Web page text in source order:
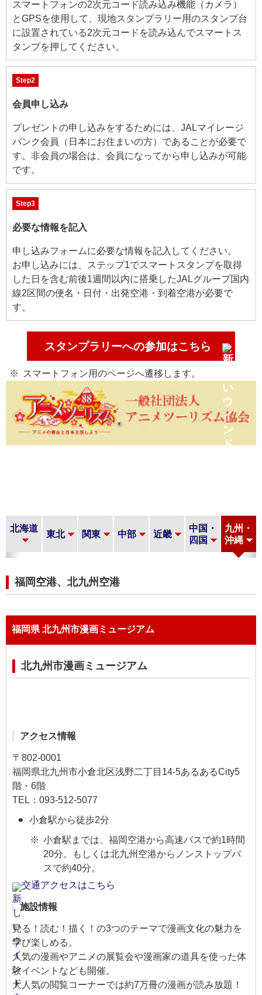
スマートフォンの2次元コード読み込み機能（カメラ）
とGPSを使用して、現地スタンプラリー用のスタンプ台
に設置されている2次元コードを読み込んでスマートス
タンプを押してください。
Step2
会員申し込み
プレゼントの申し込みをするためには、JALマイレージ
バンク会員（日本にお住まいの方）であることが必要で
す。非会員の場合は、会員になってから申し込みが可能
です。
Step3
必要な情報を記入
申し込みフォームに必要な情報を記入してください。
お申し込みには、ステップ1でスマートスタンプを取得
した日を含む前後1週間以内に搭乗したJALグループ国内
線2区間の便名・日付・出発空港・到着空港が必要で
す。
スタンプラリーへの参加はこちら
スマートフォン用のページへ遷移します。
北海道
東北 関東 中部 近畿
中国・
四国
九州・
沖縄
福岡空港、北九州空港
福岡県 北九州市漫画ミュージアム
北九州市漫画ミュージアム
アクセス情報
〒802-0001
福岡県北九州市小倉北区浅野二丁目14-5あるあるCity5
階・6階
TEL：093-512-5077
小倉駅から徒歩2分
小倉駅までは、福岡空港から高速バスで約1時間
20分。もしくは北九州空港からノンストップバ
スで約40分。
交通アクセスはこちら
施設情報
見る！読む！描く！の3つのテーマで漫画文化の魅力を
学び楽しめる。
人気の漫画やアニメの展覧会や漫画家の道具を使った体
験イベントなども開催。
大人気の閲覧コーナーでは約7万冊の漫画が読み放題！